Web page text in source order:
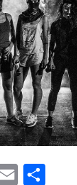
Email